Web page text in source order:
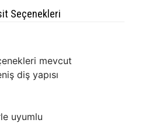
Seçenekleri
mevcut
diş yapısı
uyumlu